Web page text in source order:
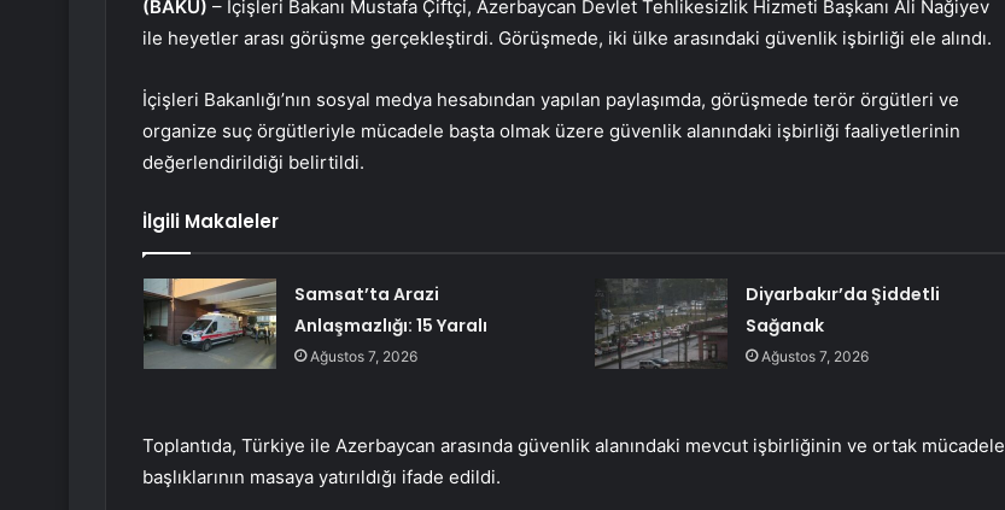
(BAKÜ) – İçişleri Bakanı Mustafa Çiftçi, Azerbaycan Devlet Tehlikesizlik Hizmeti Başkanı Ali Nağiyev
ile heyetler arası görüşme gerçekleştirdi. Görüşmede, iki ülke arasındaki güvenlik işbirliği ele alındı.
İçişleri Bakanlığı’nın sosyal medya hesabından yapılan paylaşımda, görüşmede terör örgütleri ve
organize suç örgütleriyle mücadele başta olmak üzere güvenlik alanındaki işbirliği faaliyetlerinin
değerlendirildiği belirtildi.
İlgili Makaleler
Samsat’ta Arazi
Anlaşmazlığı: 15 Yaralı
Ağustos 7, 2026
Diyarbakır’da Şiddetli
Sağanak
Ağustos 7, 2026
Toplantıda, Türkiye ile Azerbaycan arasında güvenlik alanındaki mevcut işbirliğinin ve ortak mücadele
başlıklarının masaya yatırıldığı ifade edildi.